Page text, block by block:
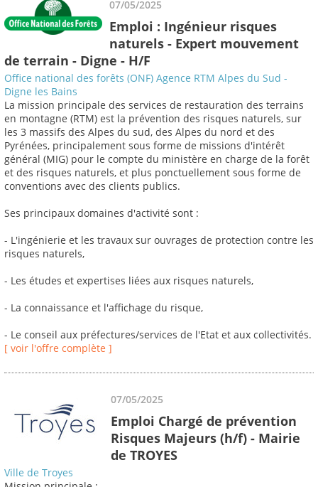
07/05/2025
Emploi : Ingénieur risques
naturels - Expert mouvement
de terrain - Digne - H/F
Office national des forêts (ONF) Agence RTM Alpes du Sud -
Digne les Bains
La mission principale des services de restauration des terrains
en montagne (RTM) est la prévention des risques naturels, sur
les 3 massifs des Alpes du sud, des Alpes du nord et des
Pyrénées, principalement sous forme de missions d'intérêt
général (MIG) pour le compte du ministère en charge de la forêt
et des risques naturels, et plus ponctuellement sous forme de
conventions avec des clients publics.
Ses principaux domaines d'activité sont :
- L'ingénierie et les travaux sur ouvrages de protection contre les
risques naturels,
- Les études et expertises liées aux risques naturels,
- La connaissance et l'affichage du risque,
- Le conseil aux préfectures/services de l'Etat et aux collectivités.
[ voir l'offre complète ]
07/05/2025
Emploi Chargé de prévention
Risques Majeurs (h/f) - Mairie
de TROYES
Ville de Troyes